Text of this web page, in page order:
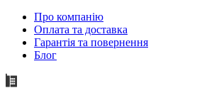
Про компанію
Оплата та доставка
Гарантія та повернення
Блог